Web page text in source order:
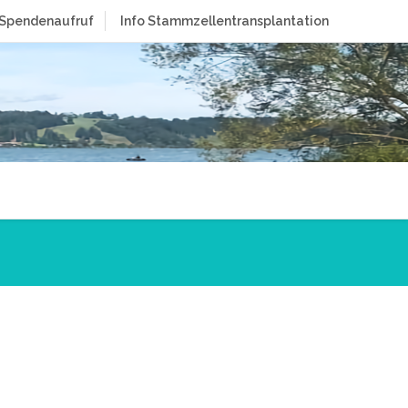
Info Stammzellentransplantation